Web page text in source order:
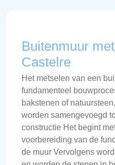
Buitenmuur
Castelre
Het metselen van een
fundamenteel
bakstenen of
worden samengevoegd
constructie Het begint
voorbereiding van de
de muur Vervolgens